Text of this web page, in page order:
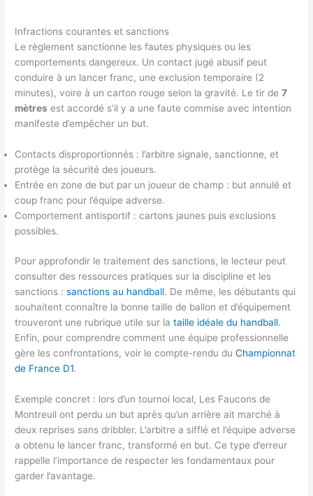
Infractions courantes et sanctions
Le règlement sanctionne les fautes physiques ou les
comportements dangereux. Un contact jugé abusif peut
conduire à un lancer franc, une exclusion temporaire (2
minutes), voire à un carton rouge selon la gravité. Le tir de7
mètres est accordé s’il y a une faute commise avec intention
manifeste d’empêcher un but.
Contacts disproportionnés : l’arbitre signale, sanctionne, et
protège la sécurité des joueurs.
Entrée en zone de but par un joueur de champ : but annulé et
coup franc pour l’équipe adverse.
Comportement antisportif : cartons jaunes puis exclusions
possibles.
Pour approfondir le traitement des sanctions, le lecteur peut
consulter des ressources pratiques sur la discipline et les
sanctions :sanctions au handball. De même, les débutants qui
souhaitent connaître la bonne taille de ballon et d’équipement
trouveront une rubrique utile sur lataille idéale du handball.
Enfin, pour comprendre comment une équipe professionnelle
gère les confrontations, voir le compte-rendu duChampionnat
de France D1.
Exemple concret : lors d’un tournoi local, Les Faucons de
Montreuil ont perdu un but après qu’un arrière ait marché à
deux reprises sans dribbler. L’arbitre a sifflé et l’équipe adverse
a obtenu le lancer franc, transformé en but. Ce type d’erreur
rappelle l’importance de respecter les fondamentaux pour
garder l’avantage.